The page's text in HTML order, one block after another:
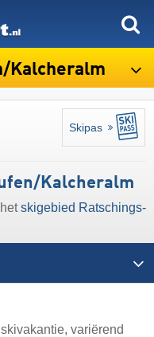
​Kalcheralm
Skipas
​Kalcheralm
skigebied Ratschings-
variërend